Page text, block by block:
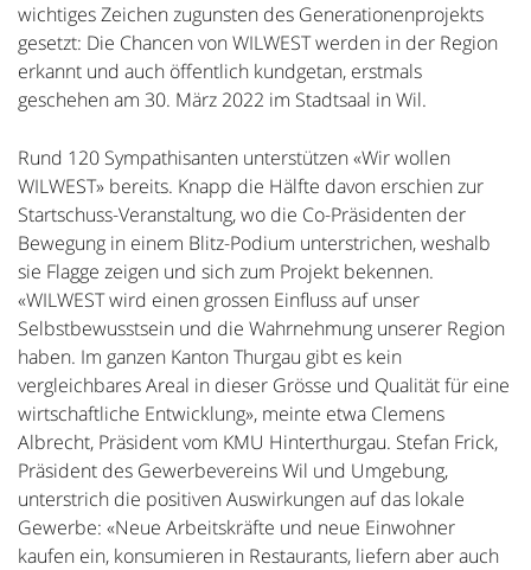
wichtiges Zeichen zugunsten des Generationenprojekts
gesetzt: Die Chancen von WILWEST werden in der Region
erkannt und auch öffentlich kundgetan, erstmals
geschehen am 30. März 2022 im Stadtsaal in Wil.
Rund 120 Sympathisanten unterstützen «Wir wollen
WILWEST» bereits. Knapp die Hälfte davon erschien zur
Startschuss-Veranstaltung, wo die Co-Präsidenten der
Bewegung in einem Blitz-Podium unterstrichen, weshalb
sie Flagge zeigen und sich zum Projekt bekennen.
«WILWEST wird einen grossen Einfluss auf unser
Selbstbewusstsein und die Wahrnehmung unserer Region
haben. Im ganzen Kanton Thurgau gibt es kein
vergleichbares Areal in dieser Grösse und Qualität für eine
wirtschaftliche Entwicklung», meinte etwa Clemens
Albrecht, Präsident vom KMU Hinterthurgau. Stefan Frick,
Präsident des Gewerbevereins Wil und Umgebung,
unterstrich die positiven Auswirkungen auf das lokale
Gewerbe: «Neue Arbeitskräfte und neue Einwohner
kaufen ein, konsumieren in Restaurants, liefern aber auch